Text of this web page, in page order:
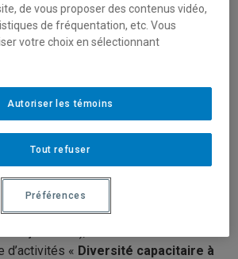
Dans le cadre
de la
des
d’activités « Diversité capacitaire à
de vous proposer des contenus vidéo,
de fréquentation, etc. Vous
votre choix en sélectionnant
Tout refuser
Autoriser les témoins
Préférences